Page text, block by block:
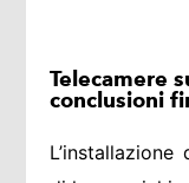
Telecamere
conclusioni